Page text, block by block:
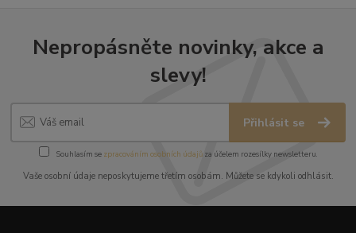
Nepropásněte novinky, akce a
slevy!
Přihlásit se
Souhlasím se zpracováním osobních údajůza účelem rozesílky newsletteru.
Vaše osobní údaje neposkytujeme třetím osobám. Můžete se kdykoli odhlásit.